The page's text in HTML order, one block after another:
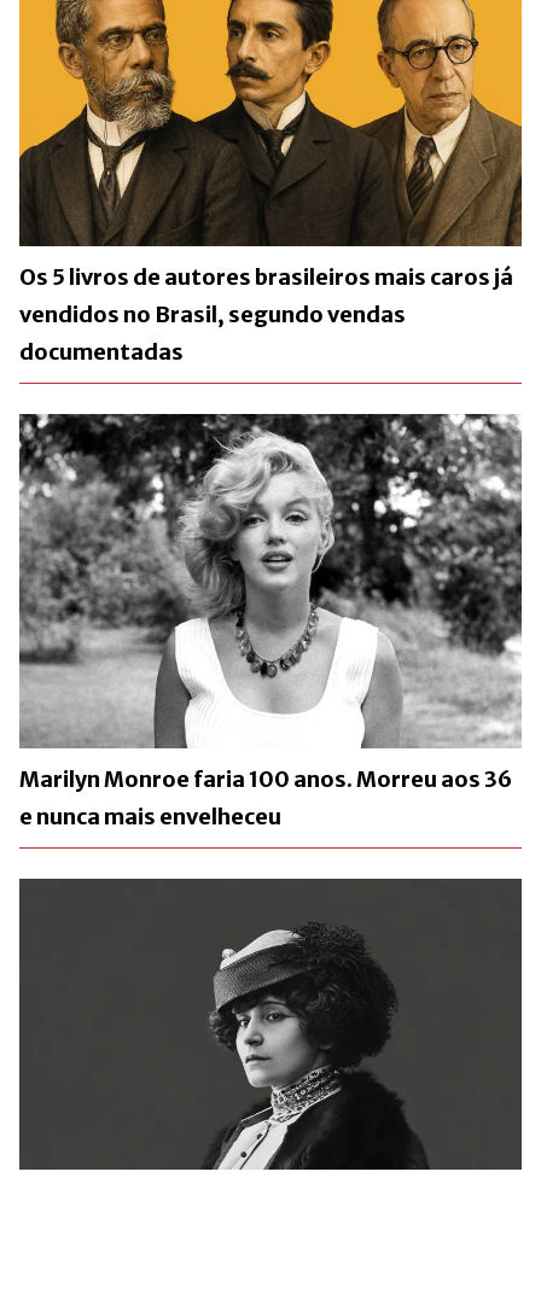
Os 5 livros de autores brasileiros mais caros já
vendidos no Brasil, segundo vendas
documentadas
Marilyn Monroe faria 100 anos. Morreu aos 36
e nunca mais envelheceu